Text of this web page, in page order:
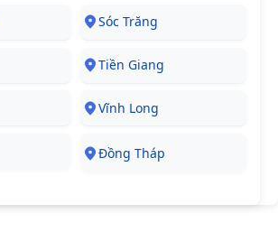
Sóc Trăng
Tiền Giang
Vĩnh Long
Đồng Tháp